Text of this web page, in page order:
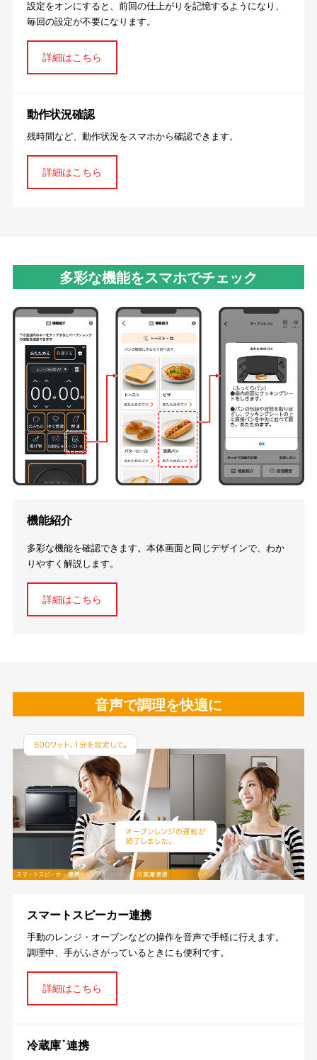
設定をオンにすると、前回の仕上がりを記憶するようになり、
毎回の設定が不要になります。
詳細はこちら
動作状況確認
残時間など、動作状況をスマホから確認できます。
詳細はこちら
多彩な機能をスマホでチェック
機能紹介
多彩な機能を確認できます。本体画面と同じデザインで、わか
りやすく解説します。
詳細はこちら
音声で調理を快適に
スマートスピーカー連携
手動のレンジ・オーブンなどの操作を音声で手軽に行えます。
調理中、手がふさがっているときにも便利です。
詳細はこちら
冷蔵庫 ＊ 連携